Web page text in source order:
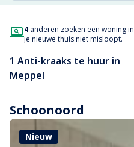
4 anderen zoeken een woning in
je nieuwe thuis niet misloopt.
1 Anti-kraaks te huur in
Meppel
Schoonoord
Nieuw